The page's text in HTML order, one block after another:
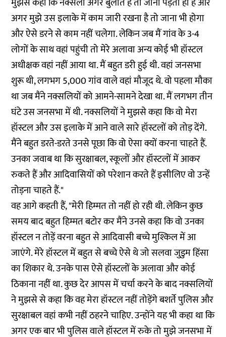
अगर मुझे उस इलाके में काम जारी रखना है तो जाना भी होगा
और ऐसे डरने से काम नहीं चलेगा. लेकिन जब मैं गांव के 3-4
लोगों के साथ वहां पहुंची तो मेरे अलावा अन्य कोई भी हॉस्टल
अधीक्षक वहां नहीं आया था. मैं बहुत डरी हुई थी. वहां जनसभा
शुरू थी, लगभग 5,000 गांव वाले वहां मौजूद थे. वो पहला मौका
था जब मैंने नक्सलियों को आमने-सामने देखा था. मैं लगभग तीन
घंटे उस जनसभा में थी. नक्सलियों ने मुझसे कहा कि वो मेरा
हॉस्टल और उस इलाके में आने वाले सारे हॉस्टलों को तोड़ देंगे.
मैंने बहुत डरते-डरते उनसे पूछा कि वो ऐसा क्यों करना चाहते हैं.
उनका जवाब था कि सुरक्षाबल, स्कूलों और हॉस्टलों में आकर
रुकते हैं और आदिवासियों को परेशान करते हैं इसीलिए वो उन्हें
तोड़ना चाहते हैं."
वह आगे कहती हैं, "मेरी हिम्मत तो नहीं हो रही थी. लेकिन कुछ
समय बाद बहुत हिम्मत बटोर कर मैंने उनसे कहा कि वो उनका
हॉस्टल न तोड़ें वरना बहुत से आदिवासी बच्चे मुश्किल में आ
जाएंगे. मेरे हॉस्टल में बहुत से बच्चे ऐसे थे जो सलवा जुडुम हिंसा
का शिकार थे. उनके पास ऐसे हॉस्टलों के अलावा और कोई
ठिकाना नहीं था. कुछ देर आपस में चर्चा करने के बाद नक्सलियों
ने मुझसे से कहा कि वह मेरा हॉस्टल नहीं तोड़ेंगे बशर्ते पुलिस और
सुरक्षाबल वहां कभी नहीं ठहरने चाहिए. उन्होंने यह भी कहा था कि
अगर एक बार भी पुलिस वाले हॉस्टल में रुके तो मुझे जनसभा में